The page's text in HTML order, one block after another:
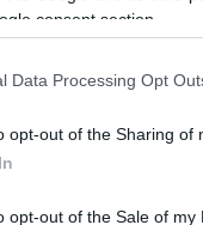
consent section.
Data Processing Opt
opt-out of the Sharing of
opt-out of the Sale of my
iniciales y finales?
8. Dado que las